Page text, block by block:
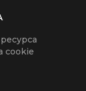
- это
которые
наиболее
cookie